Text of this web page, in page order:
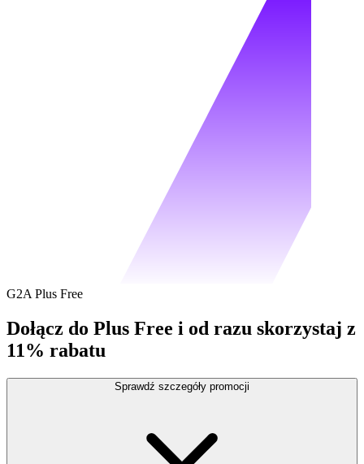
G2A Plus Free
Dołącz do Plus Free i od razu skorzystaj z
11% rabatu
Sprawdź szczegóły promocji